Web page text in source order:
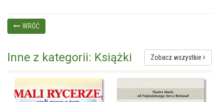
WRÓĆ
Zobacz wszystkie
Inne z kategorii: Książki